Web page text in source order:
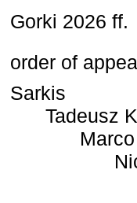
Gorki 2026 ff.
order of
Sarkis
Tadeusz